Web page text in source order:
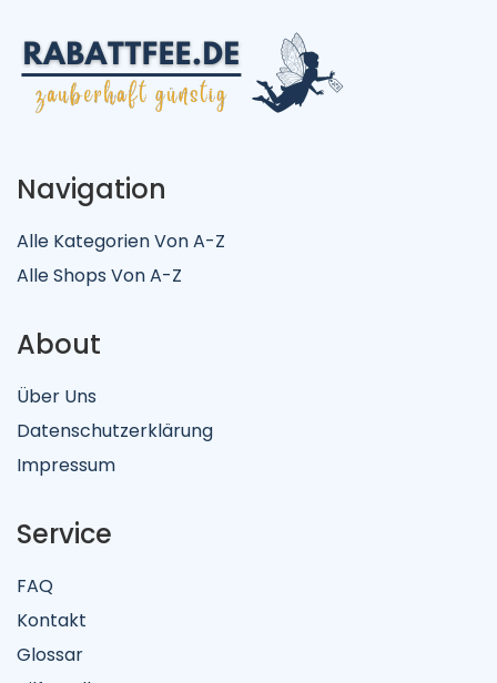
Navigation
Alle Kategorien Von A-Z
Alle Shops Von A-Z
About
Über Uns
Datenschutzerklärung
Impressum
Service
FAQ
Kontakt
Glossar